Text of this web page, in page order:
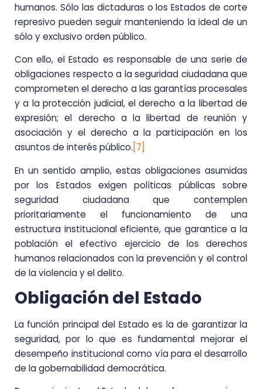
humanos. Sólo las dictaduras o los Estados de corte
represivo pueden seguir manteniendo la ideal de un
sólo y exclusivo orden público.
Con ello, el Estado es responsable de una serie de
obligaciones respecto a la seguridad ciudadana que
comprometen el derecho a las garantías procesales
y a la protección judicial, el derecho a la libertad de
expresión; el derecho a la libertad de reunión y
asociación y el derecho a la participación en los
asuntos de interés público. [7]
En un sentido amplio, estas obligaciones asumidas
por los Estados exigen políticas públicas sobre
seguridad ciudadana que contemplen
prioritariamente el funcionamiento de una
estructura institucional eficiente, que garantice a la
población el efectivo ejercicio de los derechos
humanos relacionados con la prevención y el control
de la violencia y el delito.
Obligación del Estado
La función principal del Estado es la de garantizar la
seguridad, por lo que es fundamental mejorar el
desempeño institucional como vía para el desarrollo
de la gobernabilidad democrática.